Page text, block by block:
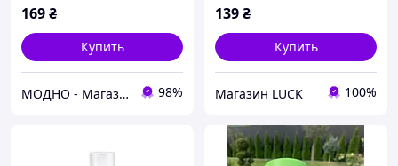
169₴
Купить
МОДНО - Магазин детской и женской одежды и обуви 98%
139₴
Купить
Магазин LUCK 100%